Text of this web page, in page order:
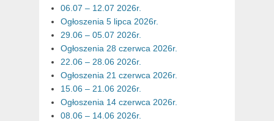
06.07 – 12.07 2026r.
Ogłoszenia 5 lipca 2026r.
29.06 – 05.07 2026r.
Ogłoszenia 28 czerwca 2026r.
22.06 – 28.06 2026r.
Ogłoszenia 21 czerwca 2026r.
15.06 – 21.06 2026r.
Ogłoszenia 14 czerwca 2026r.
08.06 – 14.06 2026r.